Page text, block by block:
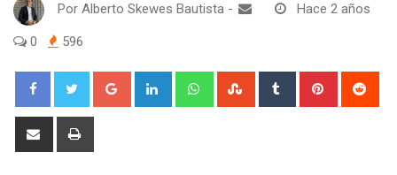
Por Alberto Skewes Bautista - Hace 2 años
0 596
Google+ LinkedIn WhatsappStumbleUpon
Tumblr Pinterest
Share